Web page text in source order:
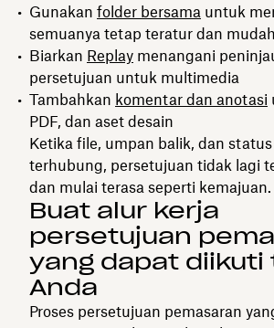
Gunakan folder bersama untuk
semuanya tetap teratur dan
Biarkan Replay menangani
persetujuan untuk multimedia
Tambahkan komentar dan anotasi
PDF, dan aset desain
Ketika file, umpan balik, dan
terhubung, persetujuan tidak lagi
dan mulai terasa seperti kemajuan.
Buat alur kerja
persetujuan
yang dapat diikuti
Anda
Proses persetujuan pemasaran